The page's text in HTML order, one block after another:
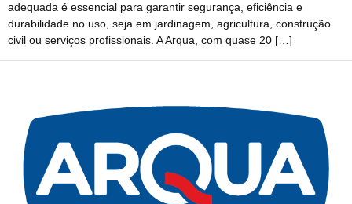
adequada é essencial para garantir segurança, eficiência e
durabilidade no uso, seja em jardinagem, agricultura, construção
civil ou serviços profissionais. A Arqua, com quase 20 […]